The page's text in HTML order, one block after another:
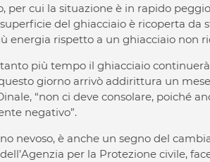
cui la situazione è in rapido
del ghiacciaio è ricoperta da
energia rispetto a un ghiacciaio non
più tempo il ghiacciaio
giorno arrivò addirittura un
“non ci deve consolare, poiché
negativo”.
nevoso, è anche un segno del
per la Protezione civile,